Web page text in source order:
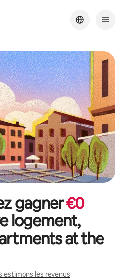
gagner€0
logement,
at the
estimons les revenus